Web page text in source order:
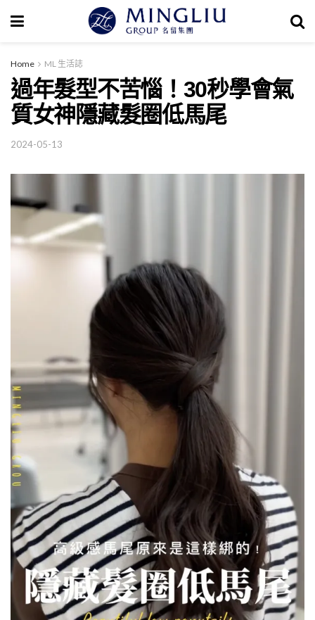
Home ML 生活誌
過年髮型不苦惱！30秒學會氣
質女神隱藏髮圈低馬尾
2024-05-13